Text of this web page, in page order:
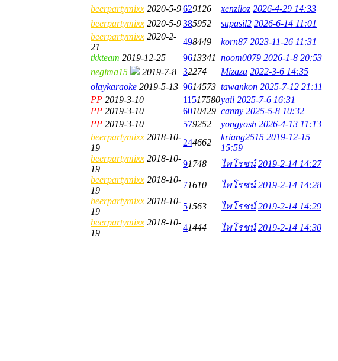
beerpartymixx 2020-5-9629126 xenziloz 2026-4-29 14:33
beerpartymixx 2020-5-9385952 supasil2 2026-6-14 11:01
beerpartymixx 2020-2-
21
498449 korn87 2023-11-26 11:31
tkkteam 2019-12-25 9613341 noom0079 2026-1-8 20:53
negima15 2019-7-8 32274 Mizaza 2022-3-6 14:35
olaykaraoke 2019-5-13 9614573 tawankon 2025-7-12 21:11
PP 2019-3-10 11517580yail 2025-7-6 16:31
PP 2019-3-10 6010429 canny 2025-5-8 10:32
PP 2019-3-10 579252 yongyosh 2026-4-13 11:13
beerpartymixx 2018-10-
19
244662
kriang2515 2019-12-15
15:59
beerpartymixx 2018-10-
19
91748 ไพโรชน์ 2019-2-14 14:27
beerpartymixx 2018-10-
19
71610 ไพโรชน์ 2019-2-14 14:28
beerpartymixx 2018-10-
19
51563 ไพโรชน์ 2019-2-14 14:29
beerpartymixx 2018-10-
19
41444 ไพโรชน์ 2019-2-14 14:30